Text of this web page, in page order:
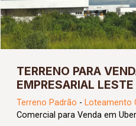
TERRENO PARA
EMPRESARIAL LESTE
Terreno Padrão - Loteamento
Comercial para Venda em